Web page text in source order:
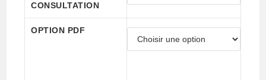
CONSULTATION
OPTION PDF